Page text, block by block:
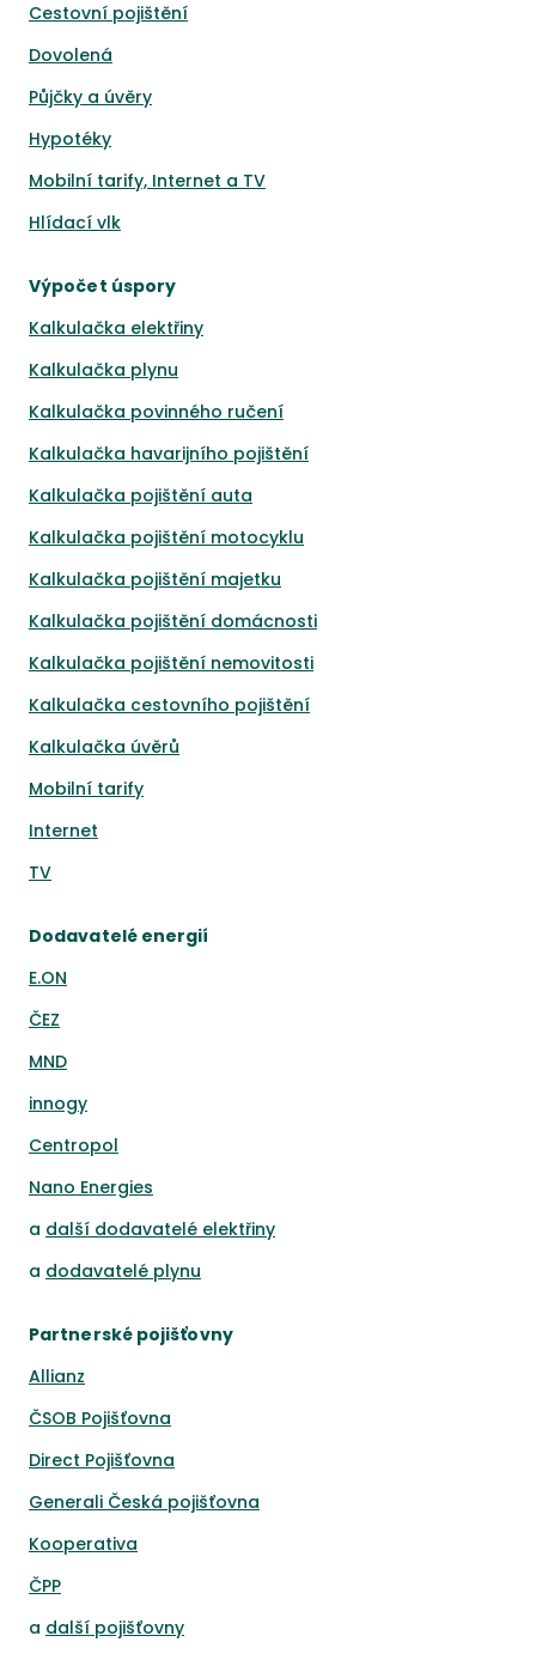
Cestovní pojištění
Dovolená
Půjčky a úvěry
Hypotéky
Mobilní tarify, Internet a TV
Hlídací vlk
Výpočet úspory
Kalkulačka elektřiny
Kalkulačka plynu
Kalkulačka povinného ručení
Kalkulačka havarijního pojištění
Kalkulačka pojištění auta
Kalkulačka pojištění motocyklu
Kalkulačka pojištění majetku
Kalkulačka pojištění domácnosti
Kalkulačka pojištění nemovitosti
Kalkulačka cestovního pojištění
Kalkulačka úvěrů
Mobilní tarify
Internet
TV
Dodavatelé energií
E.ON
ČEZ
MND
innogy
Centropol
Nano Energies
a další dodavatelé elektřiny
a dodavatelé plynu
Partnerské pojišťovny
Allianz
ČSOB Pojišťovna
Direct Pojišťovna
Generali Česká pojišťovna
Kooperativa
ČPP
a další pojišťovny